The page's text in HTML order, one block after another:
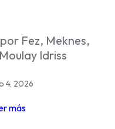
Fez, Meknes,
Idriss
4, 2026
más